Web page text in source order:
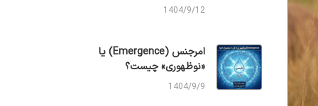
1404/9/12
امرجنس (Emergence) یا
«نوظهوری» چیست؟
1404/9/9